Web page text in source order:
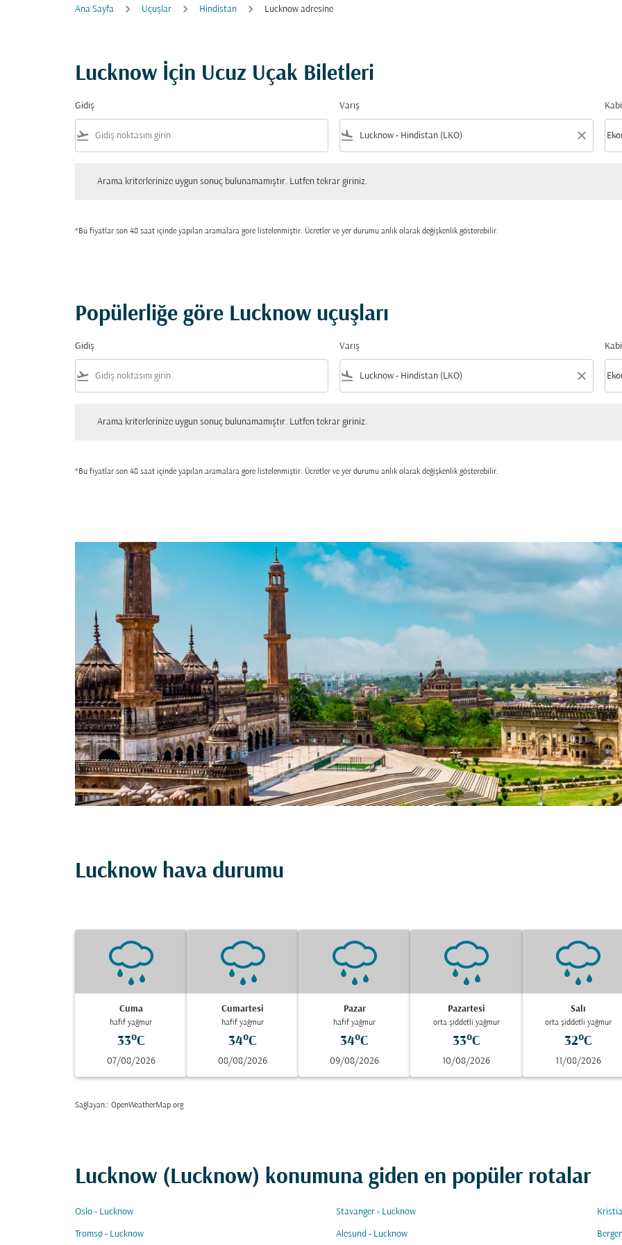
Ana Sayfa Uçuşlar Hindistan Lucknow adresine
Lucknow İçin Ucuz Uçak Biletleri
Gidiş
flight_takeoff
Varış
flight_land close keyboard_arrow_down
Arama kriterlerinize uygun sonuç bulunamamıştır. Lutfen tekrar giriniz.
*Bu fiyatlar son 48 saat içinde yapılan aramalara gore listelenmiştir. Ücretler ve yer durumu anlık olarak değişkenlik gösterebilir.
Popülerliğe göre Lucknow uçuşları
Gidiş
flight_takeoff
Varış
flight_land close keyboard_arrow_down
Arama kriterlerinize uygun sonuç bulunamamıştır. Lutfen tekrar giriniz.
*Bu fiyatlar son 48 saat içinde yapılan aramalara gore listelenmiştir. Ücretler ve yer durumu anlık olarak değişkenlik gösterebilir.
Lucknow hava durumu
Cuma
hafif yağmur
33°C
07/08/2026
Cumartesi
hafif yağmur
34°C
08/08/2026
Pazar
hafif yağmur
34°C
09/08/2026
Pazartesi
orta şiddetli yağmur
33°C
10/08/2026
Salı
orta şiddetli yağmur
32°C
11/08/2026
Sağlayan:: OpenWeatherMap.org
Lucknow (Lucknow) konumuna giden en popüler rotalar
Oslo - Lucknow Stavanger - Lucknow
Tromsø - Lucknow Alesund - Lucknow